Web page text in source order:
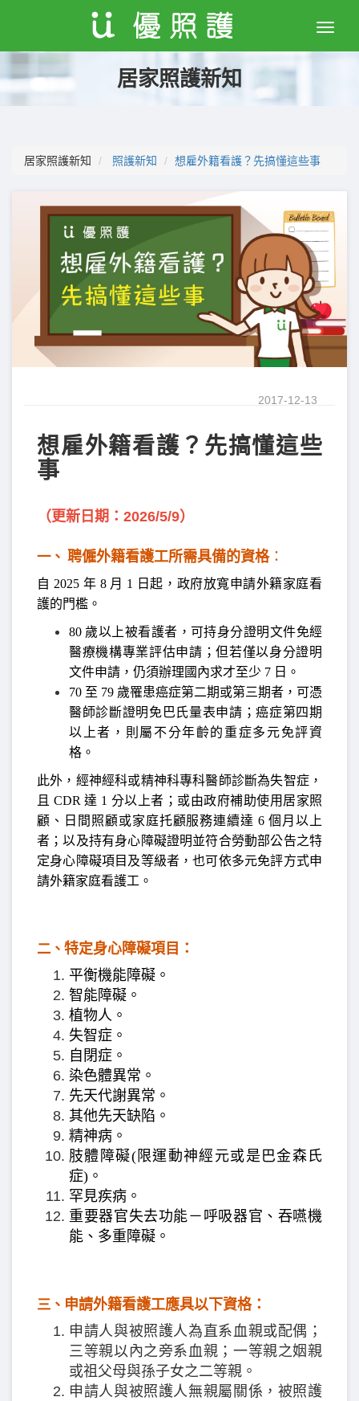
Toggle
居家照護新知
居家照護新知 照護新知 想雇外籍看護？先搞懂這些事
2017-12-13
想雇外籍看護？先搞懂這些
事
（更新日期：2026/5/9）
一、 聘僱外籍看護工所需具備的資格：
自 2025 年 8 月 1 日起，政府放寬申請外籍家庭看
護的門檻。
80 歲以上被看護者，可持身分證明文件免經
醫療機構專業評估申請；但若僅以身分證明
文件申請，仍須辦理國內求才至少 7 日。
70 至 79 歲罹患癌症第二期或第三期者，可憑
醫師診斷證明免巴氏量表申請；癌症第四期
以上者，則屬不分年齡的重症多元免評資
格。
此外，經神經科或精神科專科醫師診斷為失智症，
且 CDR 達 1 分以上者；或由政府補助使用居家照
顧、日間照顧或家庭托顧服務連續達 6 個月以上
者；以及持有身心障礙證明並符合勞動部公告之特
定身心障礙項目及等級者，也可依多元免評方式申
請外籍家庭看護工。
二、 特定身心障礙項目：
平衡機能障礙。
智能障礙。
植物人。
失智症。
自閉症。
染色體異常。
先天代謝異常。
其他先天缺陷。
精神病。
肢體障礙(限運動神經元或是巴金森氏
症)。
罕見疾病。
重要器官失去功能－呼吸器官、吞嚥機
能、多重障礙。
三、 申請外籍看護工應具以下資格：
申請人與被照護人為直系血親或配偶；
三等親以內之旁系血親；一等親之姻親
或祖父母與孫子女之二等親。
申請人與被照護人無親屬關係，被照護